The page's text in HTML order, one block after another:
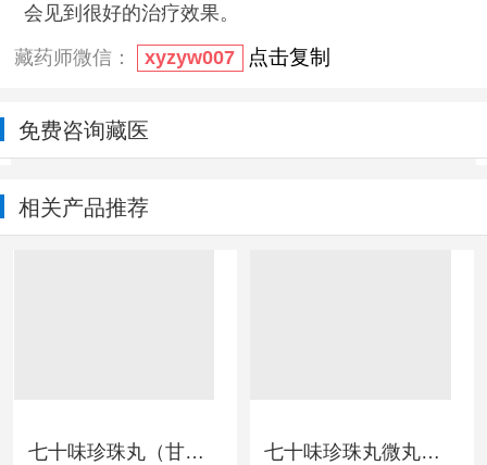
会见到很好的治疗效果。
藏药师微信： xyzyw007 点击复制
免费咨询藏医
相关产品推荐
七十味珍珠丸（甘
七十味珍珠丸微丸